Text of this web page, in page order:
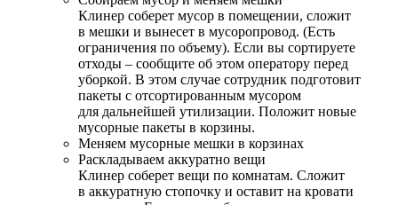
Клинер соберет мусор в помещении, сложит
в мешки и вынесет в мусоропровод. (Есть
ограничения по объему). Если вы сортируете
отходы – сообщите об этом оператору перед
уборкой. В этом случае сотрудник подготовит
пакеты с отсортированным мусором
для дальнейшей утилизации. Положит новые
мусорные пакеты в корзины.
Меняем мусорные мешки в корзинах
Раскладываем аккуратно вещи
Клинер соберет вещи по комнатам. Сложит
в аккуратную стопочку и оставит на кровати